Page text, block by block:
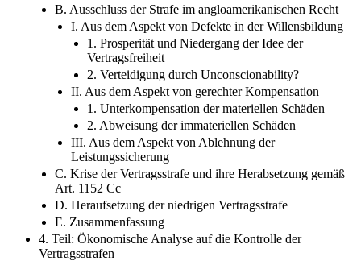
B. Ausschluss der Strafe im angloamerikanischen Recht
I. Aus dem Aspekt von Defekte in der Willensbildung
1. Prosperität und Niedergang der Idee der
Vertragsfreiheit
2. Verteidigung durch Unconscionability?
II. Aus dem Aspekt von gerechter Kompensation
1. Unterkompensation der materiellen Schäden
2. Abweisung der immateriellen Schäden
III. Aus dem Aspekt von Ablehnung der
Leistungssicherung
C. Krise der Vertragsstrafe und ihre Herabsetzung gemäß
Art. 1152 Cc
D. Heraufsetzung der niedrigen Vertragsstrafe
E. Zusammenfassung
4. Teil: Ökonomische Analyse auf die Kontrolle der
Vertragsstrafen